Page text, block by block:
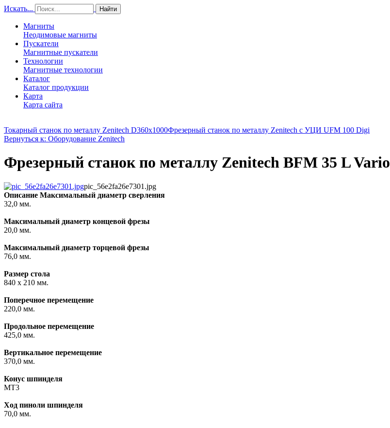
Искать... Найти
Магниты
Неодимовые магниты
Пускатели
Магнитные пускатели
Технологии
Магнитные технологии
Каталог
Каталог продукции
Карта
Карта сайта
Токарный станок по металлу Zenitech D360x1000Фрезерный станок по металлу Zenitech с УЦИ UFM 100 Digi
Вернуться к: Оборудование Zenitech
Фрезерный станок по металлу Zenitech BFM 35 L Vario
pic_56e2fa26e7301.jpg
Описание Максимальный диаметр сверления
32,0 мм.
Максимальный диаметр концевой фрезы
20,0 мм.
Максимальный диаметр торцевой фрезы
76,0 мм.
Размер стола
840 х 210 мм.
Поперечное перемещение
220,0 мм.
Продольное перемещение
425,0 мм.
Вертикальное перемещение
370,0 мм.
Конус шпинделя
МТ3
Ход пиноли шпинделя
70,0 мм.